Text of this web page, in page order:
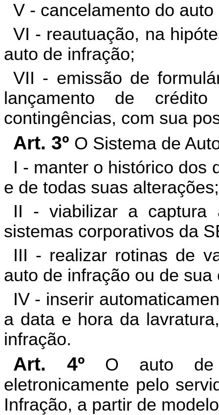
V - cancelamento do
VI - reautuação, na
auto de infração;
VII - emissão de
lançamento de
contingências, com sua
Art. 3º O Sistema de
I - manter o histórico dos
e de todas suas alterações;
II - viabilizar a captura
sistemas corporativos da
III - realizar rotinas de
auto de infração ou de sua
IV - inserir
a data e hora da
infração.
Art. 4º O auto de
eletronicamente pelo
Infração, a partir de